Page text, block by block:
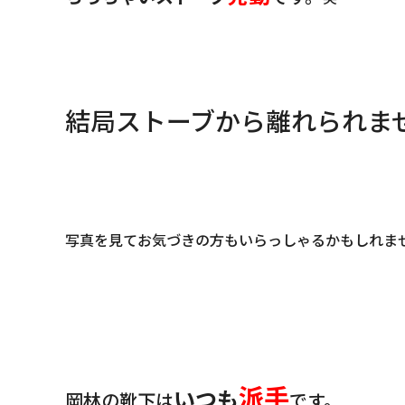
結局ストーブから離れられま
写真を見てお気づきの方もいらっしゃるかもしれま
いつも派手